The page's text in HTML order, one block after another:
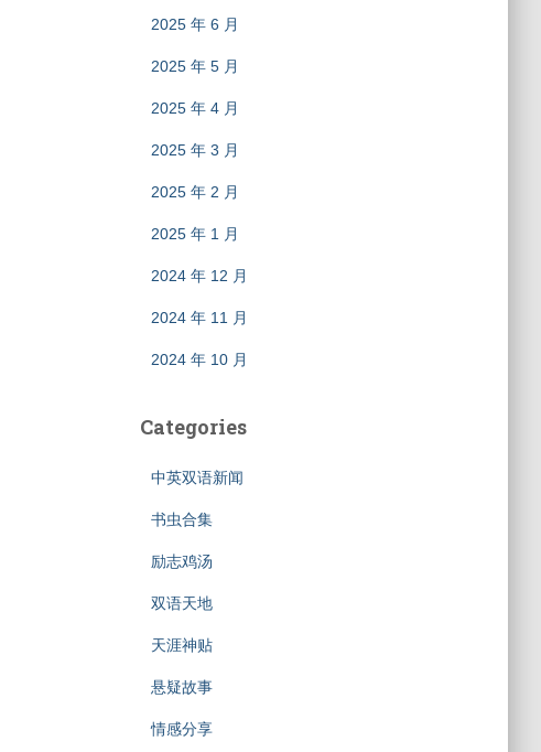
2025 年 6 月
2025 年 5 月
2025 年 4 月
2025 年 3 月
2025 年 2 月
2025 年 1 月
2024 年 12 月
2024 年 11 月
2024 年 10 月
Categories
中英双语新闻
书虫合集
励志鸡汤
双语天地
天涯神贴
悬疑故事
情感分享